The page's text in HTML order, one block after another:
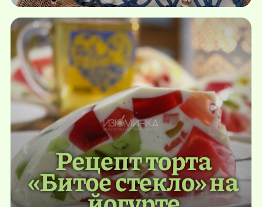
Рецепт торта
«Битое стекло» на